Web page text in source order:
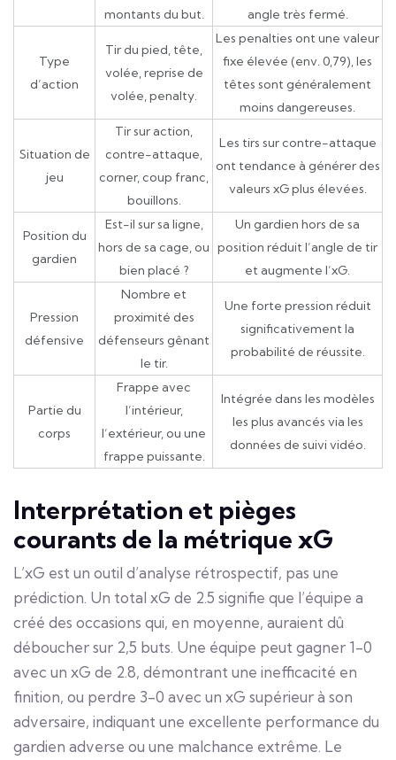
montants du but.
angle très fermé.
Type
d’action
Tir du pied, tête,
volée, reprise de
volée, penalty.
Les penalties ont une valeur
fixe élevée (env. 0,79), les
têtes sont généralement
moins dangereuses.
Situation de
jeu
Tir sur action,
contre-attaque,
corner, coup franc,
bouillons.
Les tirs sur contre-attaque
ont tendance à générer des
valeurs xG plus élevées.
Position du
gardien
Est-il sur sa ligne,
hors de sa cage, ou
bien placé ?
Un gardien hors de sa
position réduit l’angle de tir
et augmente l’xG.
Pression
défensive
Nombre et
proximité des
défenseurs gênant
le tir.
Une forte pression réduit
significativement la
probabilité de réussite.
Partie du
corps
Frappe avec
l’intérieur,
l’extérieur, ou une
frappe puissante.
Intégrée dans les modèles
les plus avancés via les
données de suivi vidéo.
Interprétation et pièges
courants de la métrique xG
L’xG est un outil d’analyse rétrospectif, pas une
prédiction. Un total xG de 2.5 signifie que l’équipe a
créé des occasions qui, en moyenne, auraient dû
déboucher sur 2,5 buts. Une équipe peut gagner 1-0
avec un xG de 2.8, démontrant une inefficacité en
finition, ou perdre 3-0 avec un xG supérieur à son
adversaire, indiquant une excellente performance du
gardien adverse ou une malchance extrême. Le